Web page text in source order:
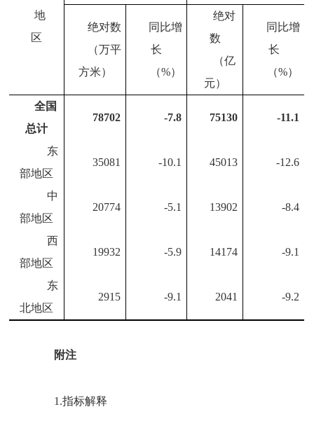
地
区
绝对数
（万平
方米）
同比增
长
（%）
绝对
数
（亿
元）
同比增
长
（%）
全国
总计
78702 -7.8 75130 -11.1
东
部地区
35081 -10.1 45013 -12.6
中
部地区
20774 -5.1 13902 -8.4
西
部地区
19932 -5.9 14174 -9.1
东
北地区
2915 -9.1 2041 -9.2
附注
1.指标解释